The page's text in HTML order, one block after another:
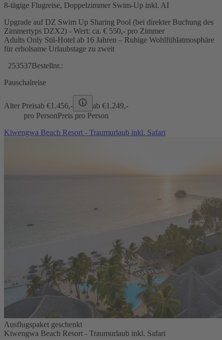
8-tägige Flugreise, Doppelzimmer Swim-Up inkl. AI
Upgrade auf DZ Swim Up Sharing Pool (bei direkter Buchung des
Zimmertyps DZX2) - Wert: ca. € 550,- pro Zimmer
Adults Only Stil-Hotel ab 16 Jahren – Ruhige Wohlfühlatmosphäre
für erholsame Urlaubstage zu zweit
253537Bestellnr.:
Pauschalreise
Alter Preisab €1.456,- ab €1.249,-
pro PersonPreis pro Person
Kiwengwa Beach Resort - Traumurlaub inkl. Safari
Ausflugspaket geschenkt
Kiwengwa Beach Resort - Traumurlaub inkl. Safari